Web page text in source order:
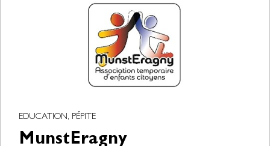
EDUCATION, PÉPITE
MunstEragny